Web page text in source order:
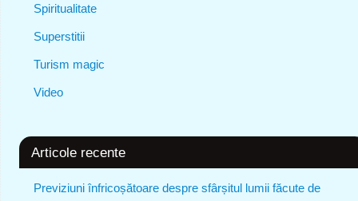
Spiritualitate
Superstitii
Turism magic
Video
Articole recente
Previziuni înfricoșătoare despre sfârșitul lumii făcute de